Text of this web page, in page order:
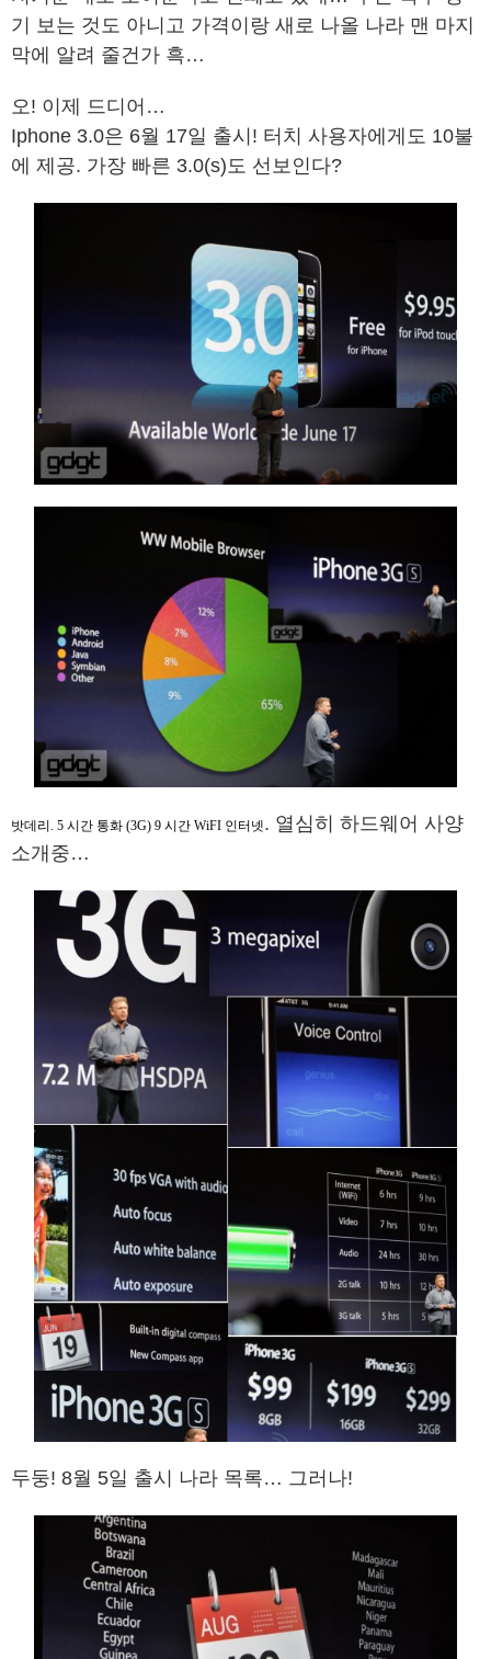
기 보는 것도 아니고 가격이랑 새로 나올 나라 맨 마지
막에 알려 줄건가 흑…
오! 이제 드디어…
Iphone 3.0은 6월 17일 출시! 터치 사용자에게도 10불
에 제공. 가장 빠른 3.0(s)도 선보인다?
밧데리. 5 시간 통화 (3G) 9 시간 WiFI 인터넷. 열심히 하드웨어 사양
소개중…
두둥! 8월 5일 출시 나라 목록… 그러나!